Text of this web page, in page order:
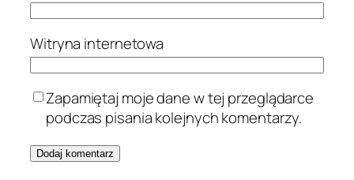
Witryna internetowa
Zapamiętaj moje dane w tej przeglądarce
podczas pisania kolejnych komentarzy.